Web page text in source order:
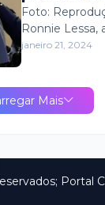
Marielle
Gomes
Foto:
Ronnie Lessa,
janeiro 21, 2024
Mais
Portal